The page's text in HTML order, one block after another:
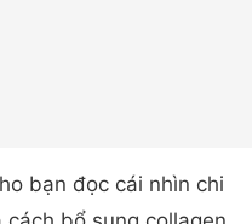
bạn đọc cái nhìn chi